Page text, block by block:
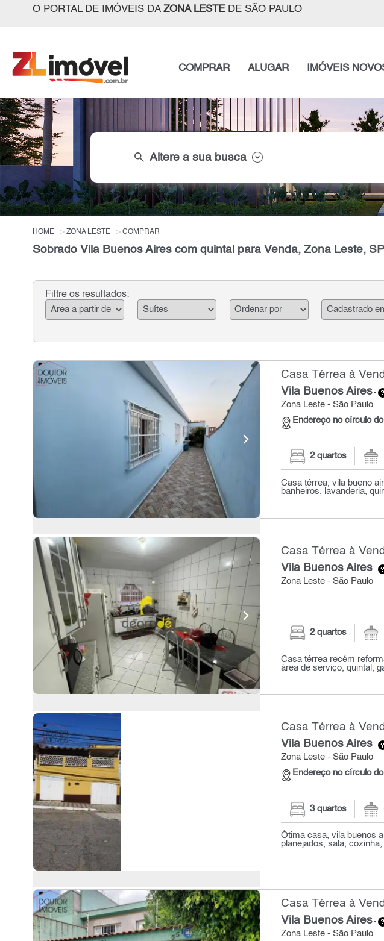
O PORTAL DE IMÓVEIS DA ZONA LESTEDE SÃO PAULO
COMPRAR ALUGAR IMÓVEIS
search Altere a sua busca
HOME ZONA LESTE COMPRAR
Sobrado Vila Buenos Aires com quintal para Venda, Zona Leste, SP
Filtre os resultados:
Casa Térrea à
Vila Buenos Aires-
Zona Leste - São Paulo
Endereço no círculo
2 quartos
Casa térrea, vila bueno
banheiros, lavanderia,
Casa Térrea à
Vila Buenos Aires-
Zona Leste - São Paulo
2 quartos
Casa térrea recém
área de serviço, quintal,
Casa Térrea à
Vila Buenos Aires-
Zona Leste - São Paulo
Endereço no círculo
3 quartos
Ótima casa, vila buenos
planejados, sala,
Casa Térrea à
Vila Buenos Aires-
Zona Leste - São Paulo